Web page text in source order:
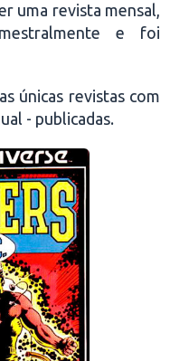
uma revista mensal,
e foi
únicas revistas com
- publicadas.